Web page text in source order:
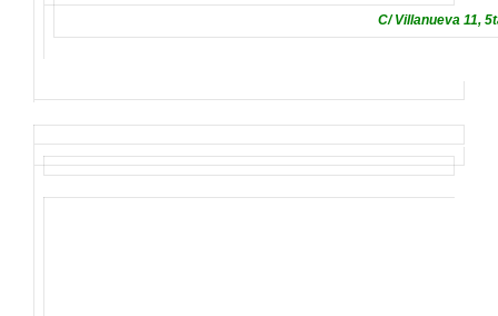
C/ Villanueva 11,